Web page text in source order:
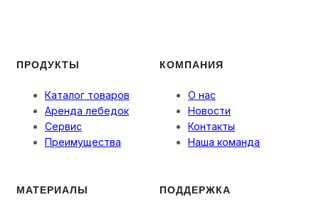
ПРОДУКТЫ
Каталог товаров
Аренда лебедок
Сервис
Преимущества
КОМПАНИЯ
О нас
Новости
Контакты
Наша команда
МАТЕРИАЛЫ ПОДДЕРЖКА